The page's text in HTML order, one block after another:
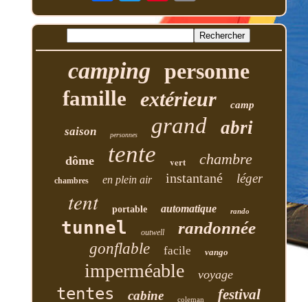
camping personne
famille extérieur camp
saison personnes grand abri
dôme tente vert chambre
chambres en plein air instantané léger
tent portable automatique rando
tunnel outwell randonnée
gonflable facile vango
imperméable voyage
tentes cabine coleman festival